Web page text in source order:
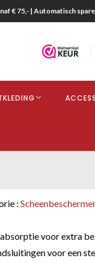
€ 75,- | Automatisch
:
voor extra
voor een